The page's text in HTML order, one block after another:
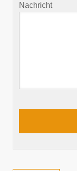
Nachricht